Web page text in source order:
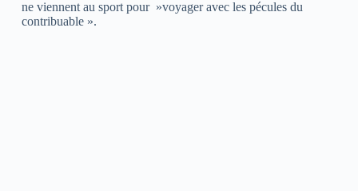
ne viennent au sport pour »voyager avec les pécules du
contribuable ».